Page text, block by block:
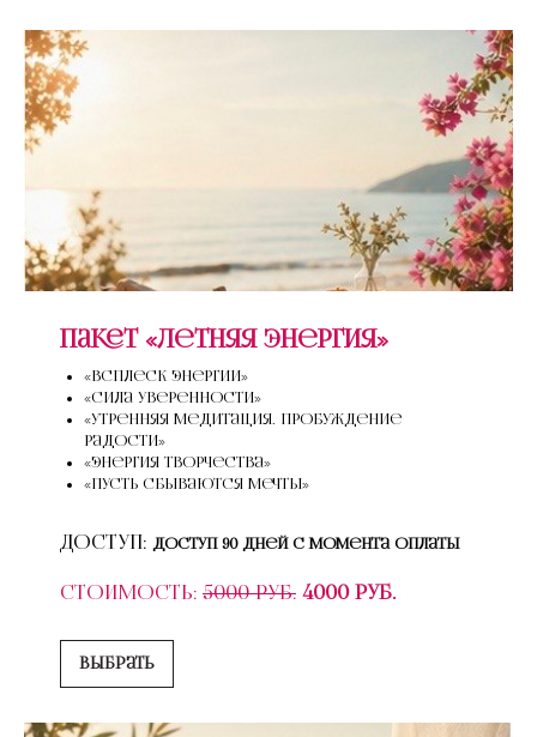
Пакет «Летняя энергия»
«Всплеск энергии»
«Сила уверенности»
«Утренняя медитация. Пробуждение
радости»
«Энергия творчества»
«Пусть сбываются мечты»
Доступ: Доступ 90 дней с момента оплаты
Стоимость: 5000 руб. 4000 руб.
Выбрать